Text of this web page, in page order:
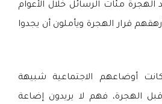
الهجرة مئات الرسائل خلال الأعوام
قرار الهجرة ويأملون أن يجدوا
أوضاعهم الاجتماعية شبيهة
الهجرة، فهم لا يريدون إضاعة